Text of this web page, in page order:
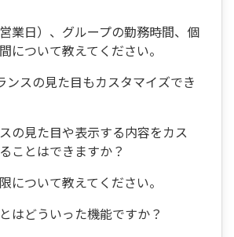
業日）、グループの勤務時間、個
について教えてください。
ンスの見た目もカスタマイズでき
の見た目や表示する内容をカス
ことはできますか？
について教えてください。
はどういった機能ですか？